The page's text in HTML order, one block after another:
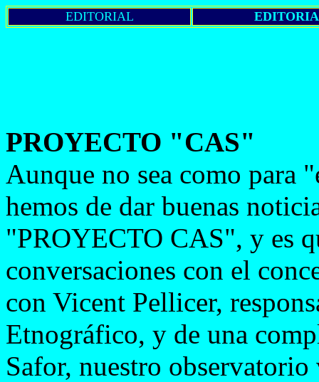
EDITORIAL
PROYECTO "CAS"
Aunque no sea como para
hemos de dar buenas
"PROYECTO CAS", y es
conversaciones con el
con Vicent Pellicer,
Etnográfico, y de una
Safor, nuestro